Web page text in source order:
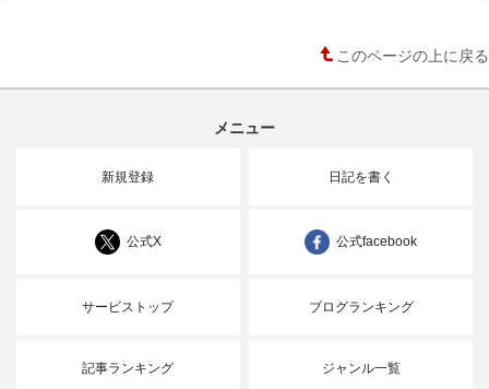
このページの上に戻る
メニュー
新規登録 日記を書く
公式X 公式facebook
サービストップ ブログランキング
記事ランキング ジャンル一覧